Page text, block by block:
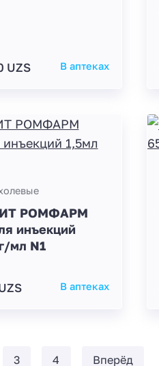
UZS В аптеках
РОМФАРМ
инъекций
мл N1
В аптеках
3 4 Вперёд